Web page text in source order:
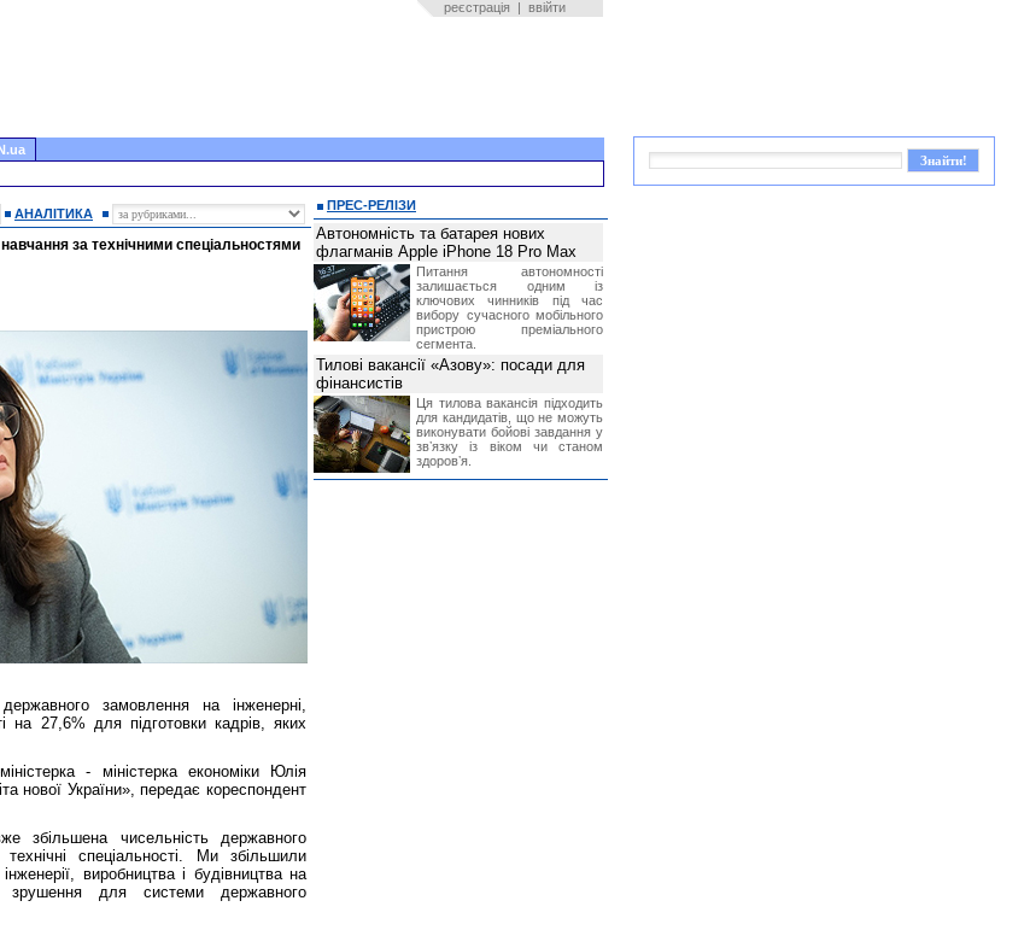
реєстрація | ввійти
АНАЛІТИКА
за технічними спеціальностями
замовлення на інженерні,
на 27,6% для підготовки кадрів, яких
- міністерка економіки Юлія
нової України», передає кореспондент
чисельність державного
спеціальності. Ми збільшили
виробництва і будівництва на
зрушення для системи державного
ПРЕС-РЕЛІЗИ
Автономність та батарея нових
флагманів Apple iPhone 18 Pro Max
Питання автономності
залишається одним із
ключових чинників під час
вибору сучасного мобільного
пристрою преміального
сегмента.
Тилові вакансії «Азову»: посади для
фінансистів
Ця тилова вакансія підходить
для кандидатів, що не можуть
виконувати бойові завдання у
звʼязку із віком чи станом
здоровʼя.